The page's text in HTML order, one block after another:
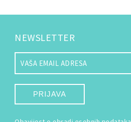
NEWSLETTER
PRIJAVA